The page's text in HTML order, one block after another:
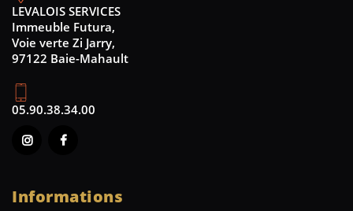
LEVALOIS SERVICES
Immeuble Futura,
Voie verte Zi Jarry,
97122 Baie-Mahault
05.90.38.34.00
Informations